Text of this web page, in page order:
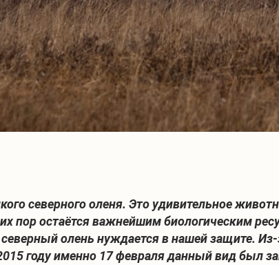
северного оленя. Это удивительное
пор остаётся важнейшим биологическим
олень нуждается в нашей защите.
году именно 17 февраля данный вид был